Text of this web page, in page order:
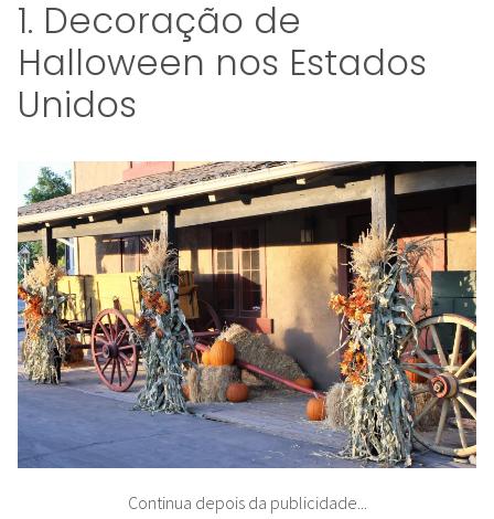
1. Decoração de
Halloween nos Estados
Unidos
Continua depois da publicidade...